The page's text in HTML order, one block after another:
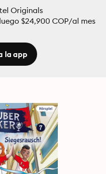
Originals
$24,900 COP/al mes
la app